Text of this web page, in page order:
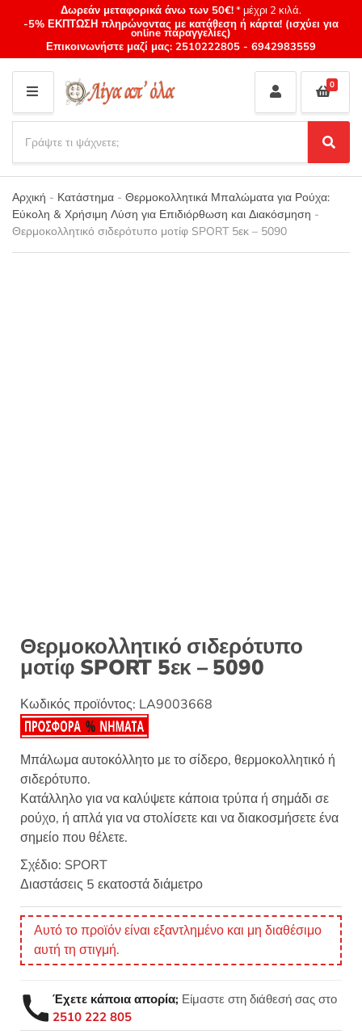
Δωρεάν μεταφορικά άνω των 50€!* μέχρι 2 κιλά.
-5% ΕΚΠΤΩΣΗ πληρώνοντας με κατάθεση ή κάρτα! (ισχύει για
online παραγγελίες)
Επικοινωνήστε μαζί μας: 2510222805 - 6942983559
M
E
N
U
Category
name
a
r
c
h
p
r
S
e
a
r
0
Αρχική - Κατάστημα - Θερμοκολλητικά Μπαλώματα για Ρούχα:
Εύκολη & Χρήσιμη Λύση για Επιδιόρθωση και Διακόσμηση -
Θερμοκολλητικό σιδερότυπο μοτίφ SPORT 5εκ – 5090
Θερμοκολλητικό σιδερότυπο
μοτίφ SPORT 5εκ – 5090
Κωδικός προϊόντος: LA9003668
Μπάλωμα αυτοκόλλητο με το σίδερο, θερμοκολλητικό ή
σιδερότυπο.
Κατάλληλο για να καλύψετε κάποια τρύπα ή σημάδι σε
ρούχο, ή απλά για να στολίσετε και να διακοσμήσετε ένα
σημείο που θέλετε.
Σχέδιο: SPORT
Διαστάσεις 5 εκατοστά διάμετρο
Αυτό το προϊόν είναι εξαντλημένο και μη διαθέσιμο
αυτή τη στιγμή.
Έχετε κάποια απορία; Είμαστε στη διάθεσή σας στο
2510 222 805